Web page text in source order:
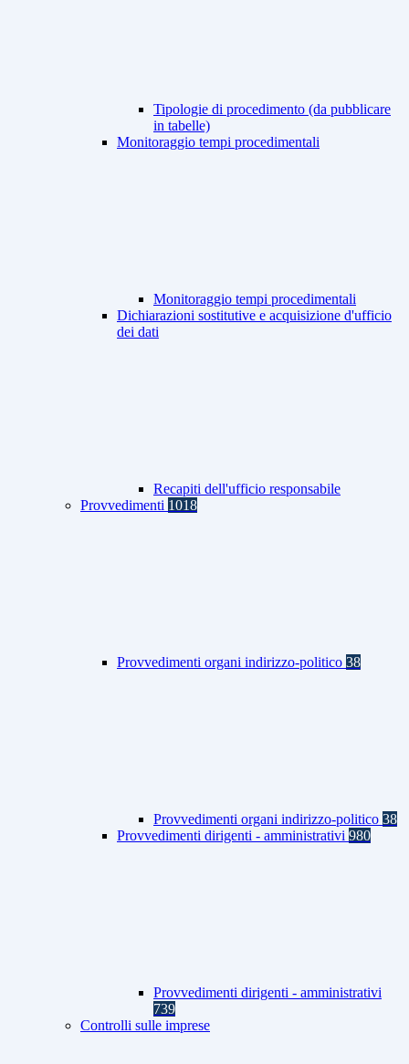
Tipologie di procedimento (da pubblicare
in tabelle)
Monitoraggio tempi procedimentali
Monitoraggio tempi procedimentali
Dichiarazioni sostitutive e acquisizione d'ufficio
dei dati
Recapiti dell'ufficio responsabile
Provvedimenti 1018
Provvedimenti organi indirizzo-politico 38
Provvedimenti organi indirizzo-politico 38
Provvedimenti dirigenti - amministrativi 980
Provvedimenti dirigenti - amministrativi
739
Controlli sulle imprese